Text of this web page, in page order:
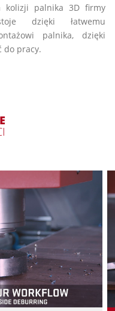
kolizji palnika 3D firmy
dzięki łatwemu
palnika, dzięki
do pracy.